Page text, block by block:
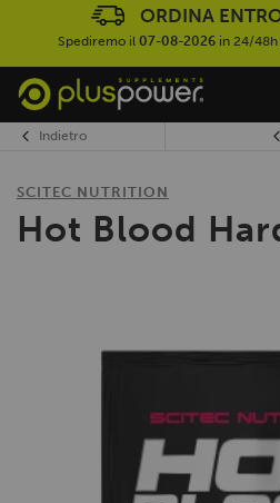
ORDINA
Spediremo il 07-08-2026 in 24/
Indietro
SCITEC NUTRITION
Hot Blood